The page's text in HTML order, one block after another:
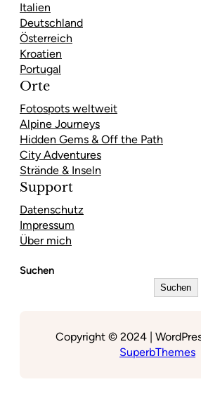
Italien
Deutschland
Österreich
Kroatien
Portugal
Orte
Fotospots weltweit
Alpine Journeys
Hidden Gems & Off the Path
City Adventures
Strände & Inseln
Support
Datenschutz
Impressum
Über mich
Suchen
Suchen
Copyright © 2024 |
SuperbThemes